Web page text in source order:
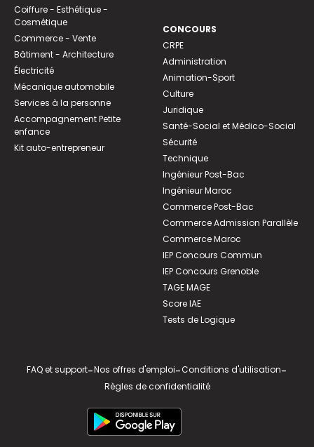
Coiffure - Esthétique -
Cosmétique
Commerce - Vente
Bâtiment - Architecture
Électricité
Mécanique automobile
Services à la personne
Accompagnement Petite
enfance
Kit auto-entrepreneur
CONCOURS
CRPE
Administration
Animation-Sport
Culture
Juridique
Santé-Social et Médico-Social
Sécurité
Technique
Ingénieur Post-Bac
Ingénieur Maroc
Commerce Post-Bac
Commerce Admission Parallèle
Commerce Maroc
IEP Concours Commun
IEP Concours Grenoble
TAGE MAGE
Score IAE
Tests de Logique
FAQ et support-Nos offres d'emploi-Conditions d'utilisation-
Règles de confidentialité